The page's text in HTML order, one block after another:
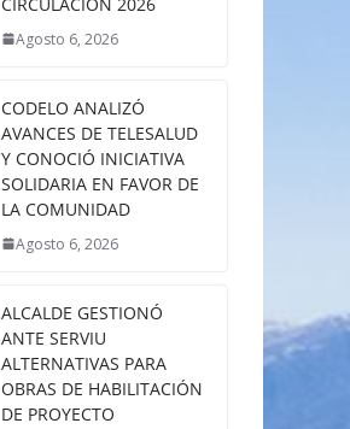
Agosto 6, 2026
CODELO ANALIZÓ
AVANCES DE TELESALUD
Y CONOCIÓ INICIATIVA
SOLIDARIA EN FAVOR DE
LA COMUNIDAD
Agosto 6, 2026
ALCALDE GESTIONÓ
ANTE SERVIU
ALTERNATIVAS PARA
OBRAS DE HABILITACIÓN
DE PROYECTO